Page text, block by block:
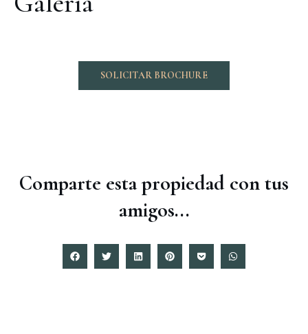
SOLICITAR BROCHURE
Comparte esta propiedad con tus
amigos...